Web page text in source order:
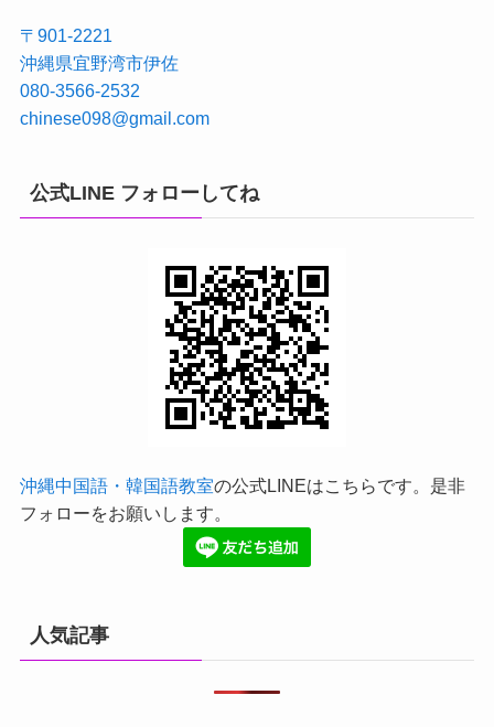
〒901-2221
沖縄県宜野湾市伊佐
080-3566-2532
chinese098@gmail.com
公式LINE フォローしてね
沖縄中国語・韓国語教室の公式LINEはこちらです。是非
フォローをお願いします。
人気記事